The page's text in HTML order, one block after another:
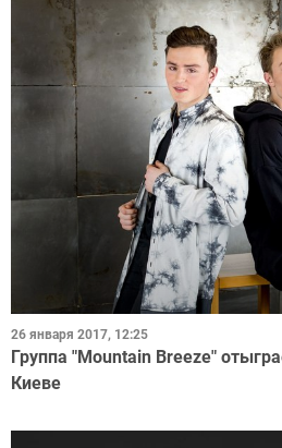
26 января 2017, 12:25
Группа "Mountain Breeze"
Киеве